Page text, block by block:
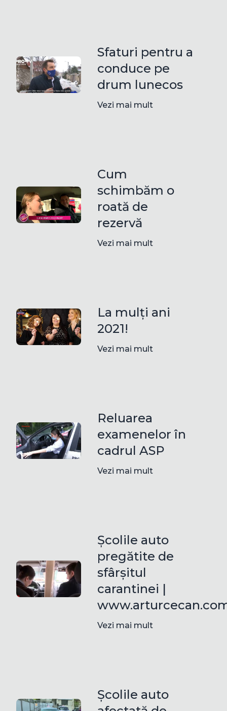
Sfaturi pentru a
conduce pe
drum lunecos
Vezi mai mult
Cum
schimbăm o
roată de
rezervă
Vezi mai mult
La mulți ani
2021!
Vezi mai mult
Reluarea
examenelor în
cadrul ASP
Vezi mai mult
Școlile auto
pregătite de
sfârșitul
carantinei |
Vezi mai mult
Școlile auto